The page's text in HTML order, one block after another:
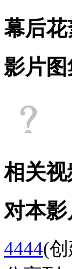
幕后花
影片图
相关视
对本影
4444(